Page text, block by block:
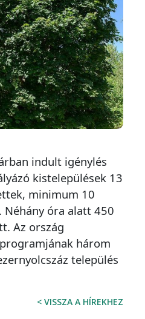
indult igénylés
kistelepülések 13
minimum 10
óra alatt 450
Az ország
három
település
< VISSZA A HÍREKHEZ